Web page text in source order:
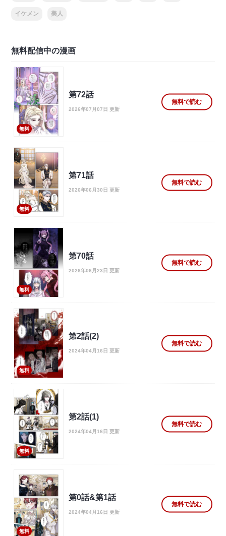
イケメン 美人
無料配信中の漫画
無料
第72話
2026年07月07日 更新
無料で読む
無料
第71話
2026年06月30日 更新
無料で読む
無料
第70話
2026年06月23日 更新
無料で読む
無料
第2話(2)
2024年04月16日 更新
無料で読む
無料
第2話(1)
2024年04月16日 更新
無料で読む
無料
第0話&第1話
2024年04月16日 更新
無料で読む